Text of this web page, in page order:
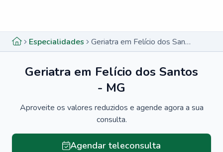
Especialidades Geriatra em Felício dos Santos - MG
Geriatra em Felício dos Santos
- MG
Aproveite os valores reduzidos e agende agora a sua
consulta.
Agendar teleconsulta